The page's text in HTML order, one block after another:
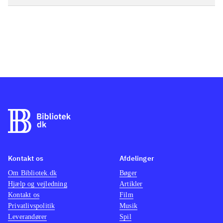
Kontakt os
Om Bibliotek.dk
Hjælp og vejledning
Kontakt os
Privatlivspolitik
Leverandører
Afdelinger
Bøger
Artikler
Film
Musik
Spil